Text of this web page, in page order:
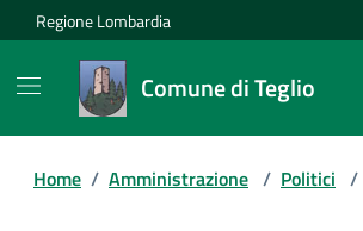
Regione Lombardia
Comune di Teglio
Home / Amministrazione / Politici /